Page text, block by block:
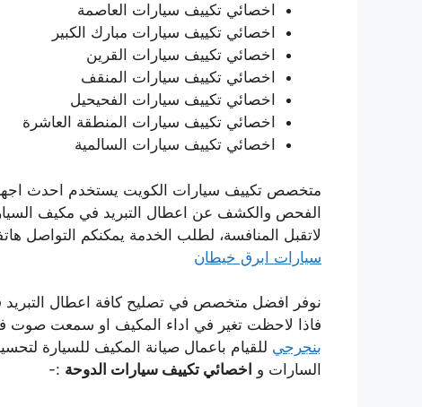
اخصائي تكييف سيارات العاصمة
اخصائي تكييف سيارات مبارك الكبير
اخصائي تكييف سيارات القرين
اخصائي تكييف سيارات المنقف
اخصائي تكييف سيارات الفحيحيل
اخصائي تكييف سيارات المنطقة العاشرة
اخصائي تكييف سيارات السالمية
متخصص تكييف سيارات الكويت يستخدم احدث اجهزة
الفحص والكشف عن اعطال التبريد في مكيف
لاتقبل المنافسة، لطلب الخدمة يمكنكم التواصل
سيارات ابرق خيطان
نوفر افضل متخصص في تصليح كافة اعطال التبريد
فاذا لاحظت تغير في اداء المكيف او سمعت صوت
بنجرجي للقيام باعمال صيانة المكيف للسيارة
السارات و اخصائي تكييف سيارات الدوحة :-